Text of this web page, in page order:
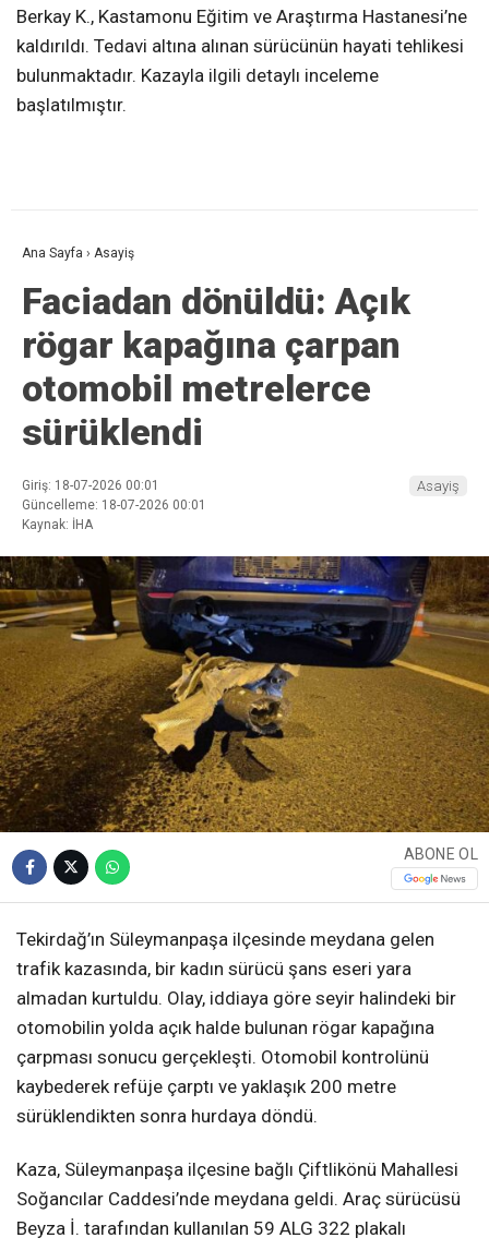
Berkay K., Kastamonu Eğitim ve Araştırma Hastanesi’ne
kaldırıldı. Tedavi altına alınan sürücünün hayati tehlikesi
bulunmaktadır. Kazayla ilgili detaylı inceleme
başlatılmıştır.
Ana Sayfa › Asayiş
Faciadan dönüldü: Açık
rögar kapağına çarpan
otomobil metrelerce
sürüklendi
Giriş: 18-07-2026 00:01
Güncelleme: 18-07-2026 00:01
Kaynak: İHA
Asayiş
ABONE OL
Tekirdağ’ın Süleymanpaşa ilçesinde meydana gelen
trafik kazasında, bir kadın sürücü şans eseri yara
almadan kurtuldu. Olay, iddiaya göre seyir halindeki bir
otomobilin yolda açık halde bulunan rögar kapağına
çarpması sonucu gerçekleşti. Otomobil kontrolünü
kaybederek refüje çarptı ve yaklaşık 200 metre
sürüklendikten sonra hurdaya döndü.
Kaza, Süleymanpaşa ilçesine bağlı Çiftlikönü Mahallesi
Soğancılar Caddesi’nde meydana geldi. Araç sürücüsü
Beyza İ. tarafından kullanılan 59 ALG 322 plakalı